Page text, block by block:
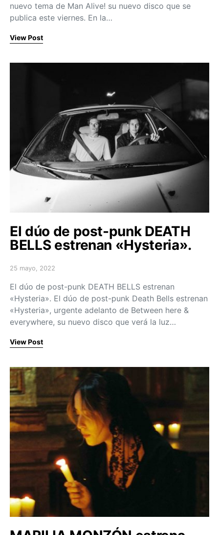
nuevo tema de Man Alive! su nuevo disco que se
publica este viernes. En la…
View Post
El dúo de post-punk DEATH
BELLS estrenan «Hysteria».
Posted on
25 mayo, 2022
El dúo de post-punk DEATH BELLS estrenan
«Hysteria». El dúo de post-punk Death Bells estrenan
«Hysteria», urgente adelanto de Between here &
everywhere, su nuevo disco que verá la luz…
View Post